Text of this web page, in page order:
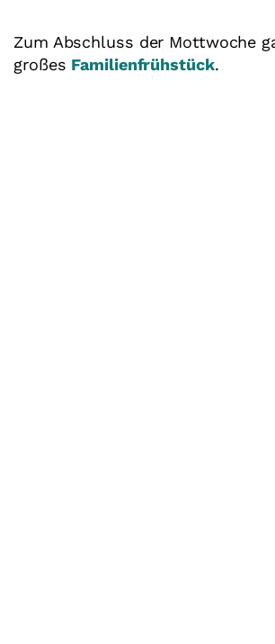
Zum Abschluss der Mottwoche
großes Familienfrühstück.